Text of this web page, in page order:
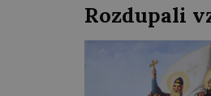
Rozdupali